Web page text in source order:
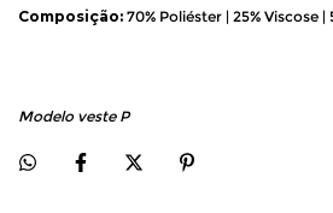
Composição: 70% Poliéster | 25% Viscose |
Modelo veste P